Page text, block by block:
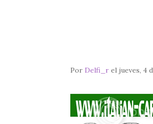
Por Delfi_r el jueves, 4